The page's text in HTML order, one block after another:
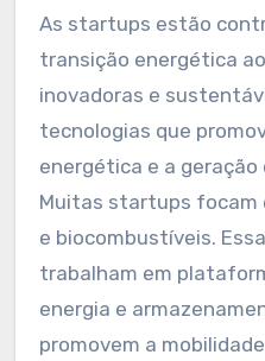
essenciais para atingir
sustentabilidade e
Como as
contribuindo
energética?
As startups estão
transição energética
inovadoras e
tecnologias que